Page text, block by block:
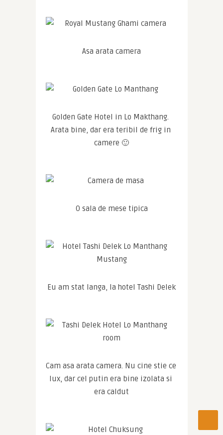
Asa arata camera
Golden Gate Hotel in Lo Makthang.
Arata bine, dar era teribil de frig in
camere 🙂
O sala de mese tipica
Eu am stat langa, la hotel Tashi Delek
Cam asa arata camera. Nu cine stie ce
lux, dar cel putin era bine izolata si
era caldut